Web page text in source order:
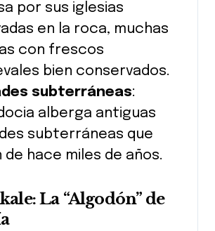
por sus iglesias
en la roca, muchas
con frescos
bien conservados.
subterráneas:
alberga antiguas
subterráneas que
de hace miles de años.
La “Algodón” de